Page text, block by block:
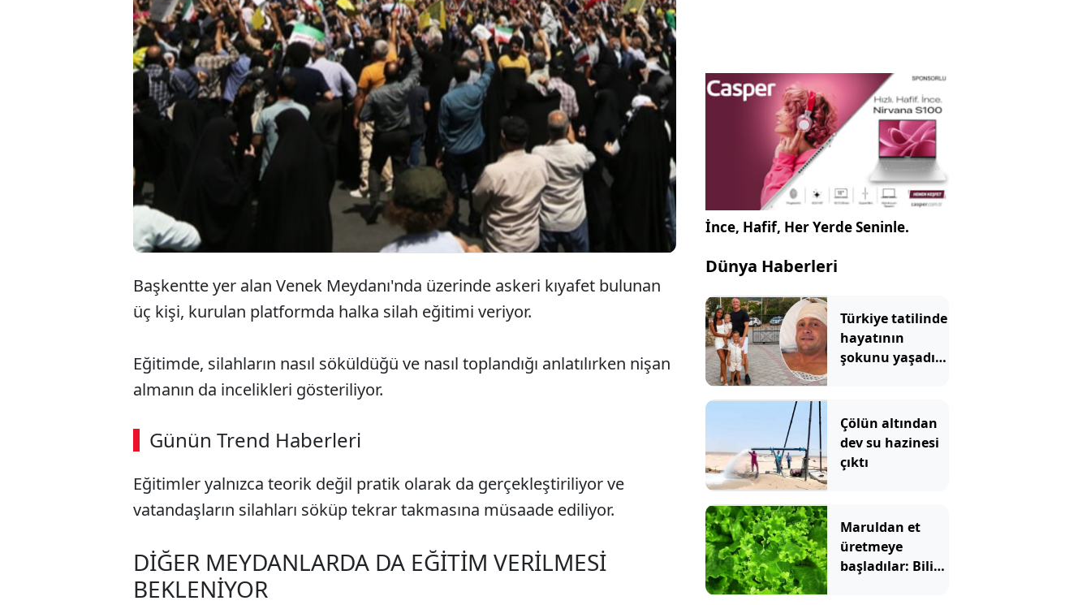
İran’ın başkenti Tahran’da bulunan Venek Meydanı’nda
halka silah eğitimi veriliyor. Ayrıca Devlet Televizyonu'nda
yayınlanan programlarda da halka silahlarla ilgili bilgiler
veriliyor.
Başkentte yer alan Venek Meydanı'nda üzerinde askeri kıyafet bulunan
üç kişi, kurulan platformda halka silah eğitimi veriyor.
Eğitimde, silahların nasıl söküldüğü ve nasıl toplandığı anlatılırken nişan
almanın da incelikleri gösteriliyor.
Günün Trend Haberleri
SÖZCÜ SON DAKİKA
Eğitimler yalnızca teorik değil pratik olarak da gerçekleştiriliyor ve
vatandaşların silahları söküp tekrar takmasına müsaade ediliyor.
DİĞER MEYDANLARDA DA EĞİTİM VERİLMESİ
BEKLENİYOR
İnce, Hafif, Her Yerde Seninle.
Dünya Haberleri
Türkiye tatilinde
hayatının
şokunu yaşadı...
ömrünüz kaldı'
Çölün altından
dev su hazinesi
çıktı
Maruldan et
üretmeye
başladılar: Bilim